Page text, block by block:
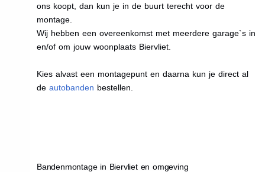
ons koopt, dan kun je in de buurt terecht voor de
montage.
Wij hebben een overeenkomst met meerdere garage`s in
en/of om jouw woonplaats Biervliet.
Kies alvast een montagepunt en daarna kun je direct al
de autobanden bestellen.
Bandenmontage in Biervliet en omgeving